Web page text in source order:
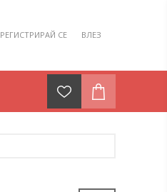
РЕГИСТРИРАЙ СЕ ВЛЕЗ